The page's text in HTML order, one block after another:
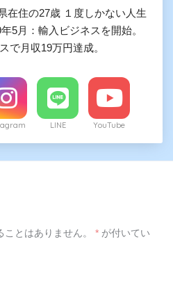
在住の27歳 １度しかない人生
5月：輸入ビジネスを開始。
で月収19万円達成。
LINE YouTube
とはありません。 * が付いてい